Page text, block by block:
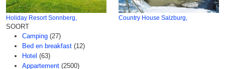
Holiday Resort Sonnberg, Country House Salzburg,
SOORT
Camping (27)
Bed en breakfast (12)
Hotel (63)
Appartement (2500)